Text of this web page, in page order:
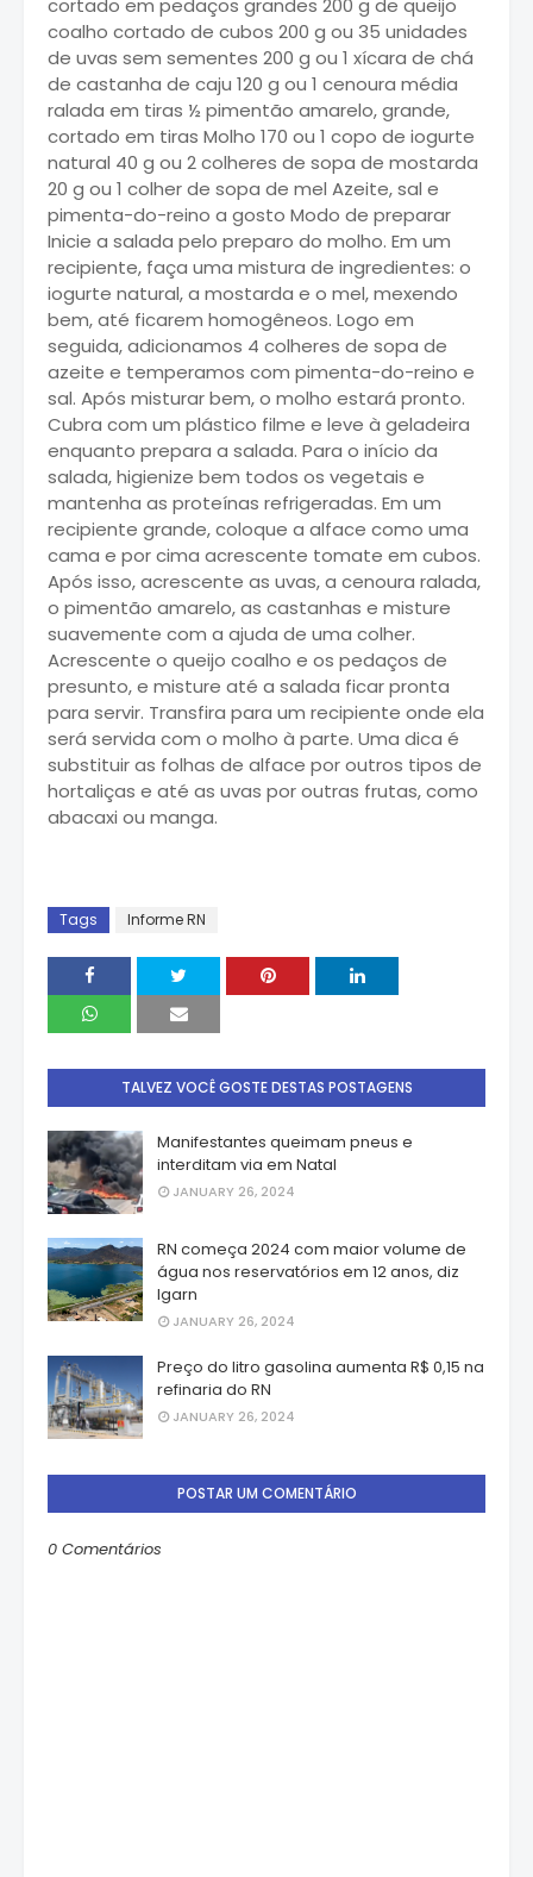
cortado em pedaços grandes 200 g de queijo
coalho cortado de cubos 200 g ou 35 unidades
de uvas sem sementes 200 g ou 1 xícara de chá
de castanha de caju 120 g ou 1 cenoura média
ralada em tiras ½ pimentão amarelo, grande,
cortado em tiras Molho 170 ou 1 copo de iogurte
natural 40 g ou 2 colheres de sopa de mostarda
20 g ou 1 colher de sopa de mel Azeite, sal e
pimenta-do-reino a gosto Modo de preparar
Inicie a salada pelo preparo do molho. Em um
recipiente, faça uma mistura de ingredientes: o
iogurte natural, a mostarda e o mel, mexendo
bem, até ficarem homogêneos. Logo em
seguida, adicionamos 4 colheres de sopa de
azeite e temperamos com pimenta-do-reino e
sal. Após misturar bem, o molho estará pronto.
Cubra com um plástico filme e leve à geladeira
enquanto prepara a salada. Para o início da
salada, higienize bem todos os vegetais e
mantenha as proteínas refrigeradas. Em um
recipiente grande, coloque a alface como uma
cama e por cima acrescente tomate em cubos.
Após isso, acrescente as uvas, a cenoura ralada,
o pimentão amarelo, as castanhas e misture
suavemente com a ajuda de uma colher.
Acrescente o queijo coalho e os pedaços de
presunto, e misture até a salada ficar pronta
para servir. Transfira para um recipiente onde ela
será servida com o molho à parte. Uma dica é
substituir as folhas de alface por outros tipos de
hortaliças e até as uvas por outras frutas, como
abacaxi ou manga.
Tags Informe RN
TALVEZ VOCÊ GOSTE DESTAS POSTAGENS
Manifestantes queimam pneus e
interditam via em Natal
JANUARY 26, 2024
RN começa 2024 com maior volume de
água nos reservatórios em 12 anos, diz
Igarn
JANUARY 26, 2024
Preço do litro gasolina aumenta R$ 0,15 na
refinaria do RN
JANUARY 26, 2024
POSTAR UM COMENTÁRIO
0 Comentários